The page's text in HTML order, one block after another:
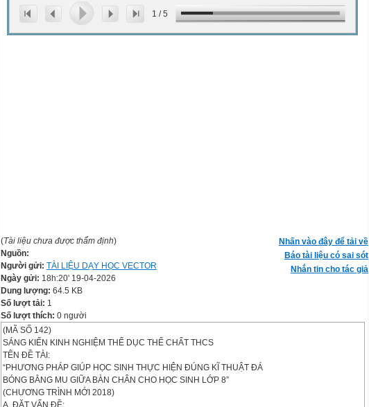
1 /5
Nhấn vào đây để tải về
Báo tài liệu có sai sót
Nhắn tin cho tác giả
(Tài liệu chưa được thẩm định)
Nguồn:
Người gửi: TÀI LIỆU DẠY HỌC VECTOR
Ngày gửi: 18h:20' 19-04-2026
Dung lượng: 64.5 KB
Số lượt tải: 1
Số lượt thích: 0 người
(MÃ SỐ 142)
SÁNG KIẾN KINH NGHIỆM THỂ DỤC THỂ CHẤT THCS
TÊN ĐỀ TÀI:
“PHƯƠNG PHÁP GIÚP HỌC SINH THỰC HIỆN ĐÚNG KĨ THUẬT ĐÁ
BÓNG BẰNG MU GIỮA BÀN CHÂN CHO HỌC SINH LỚP 8”
(CHƯƠNG TRÌNH MỚI 2018)
A. ĐẶT VẤN ĐỀ: